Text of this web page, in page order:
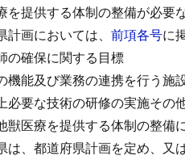
を提供する体制の整備が必要
計画においては、 前項各号に
の確保に関する目標
機能及び業務の連携を行う施
必要な技術の研修の実施その
獣医療を提供する体制の整備
は、都道府県計画を定め、又